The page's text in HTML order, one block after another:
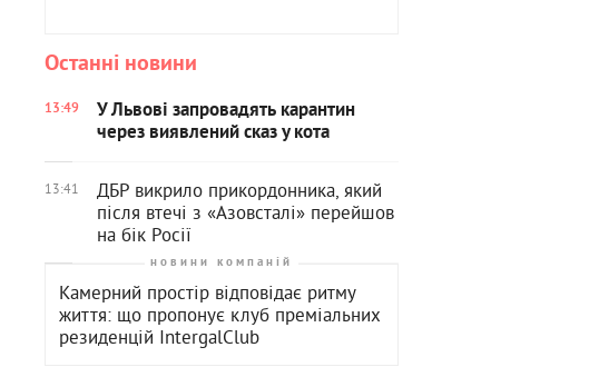
Останні новини
13:49
У Львові запровадять карантин
через виявлений сказ у кота
13:41
ДБР викрило прикордонника, який
після втечі з «Азовсталі» перейшов
на бік Росії
новини компаній
Камерний простір відповідає ритму
життя: що пропонує клуб преміальних
резиденцій ІntergalСlub